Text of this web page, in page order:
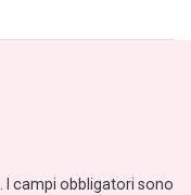
I campi obbligatori sono